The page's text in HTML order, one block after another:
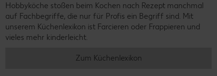
Hobbyköche stoßen beim Kochen nach Rezept manchmal
auf Fachbegriffe, die nur für Profis ein Begriff sind. Mit
unserem Küchenlexikon ist Farcieren oder Frappieren und
vieles mehr kinderleicht.
Zum Küchenlexikon